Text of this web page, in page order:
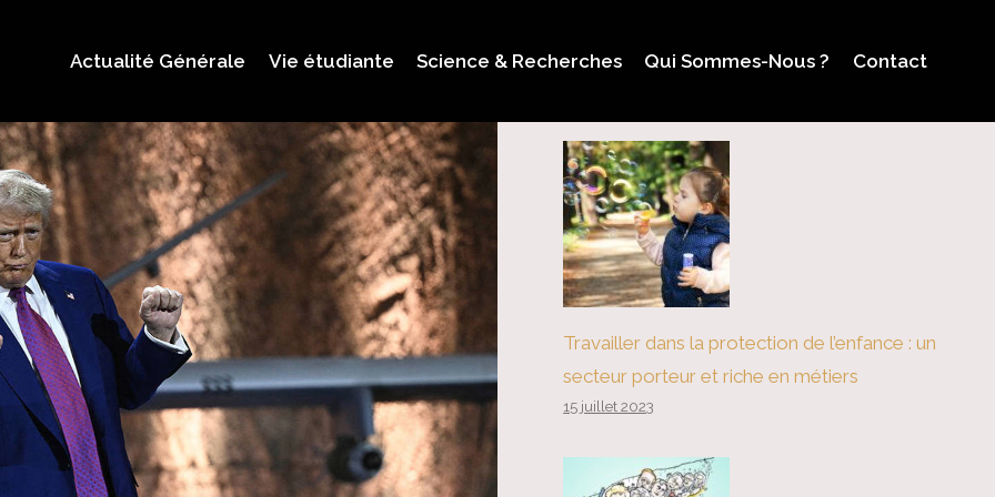
Actualité Générale Vie étudiante Science & Recherches Qui Sommes-Nous ? Contact
Travailler dans la protection de l’enfance : un
secteur porteur et riche en métiers
15 juillet 2023